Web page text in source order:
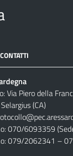
Via Piero della
(CA)
070/6093359
079/2062341 –